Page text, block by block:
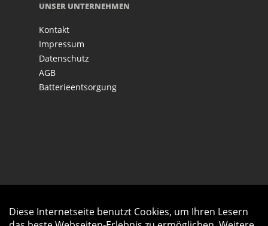
UNSER UNTERNEHMEN
Kontakt
Impressum
Datenschutz
AGB
Batterieentsorgung
Diese Internetseite benutzt Cookies, um Ihren Lesern
Auftrag widerrufen